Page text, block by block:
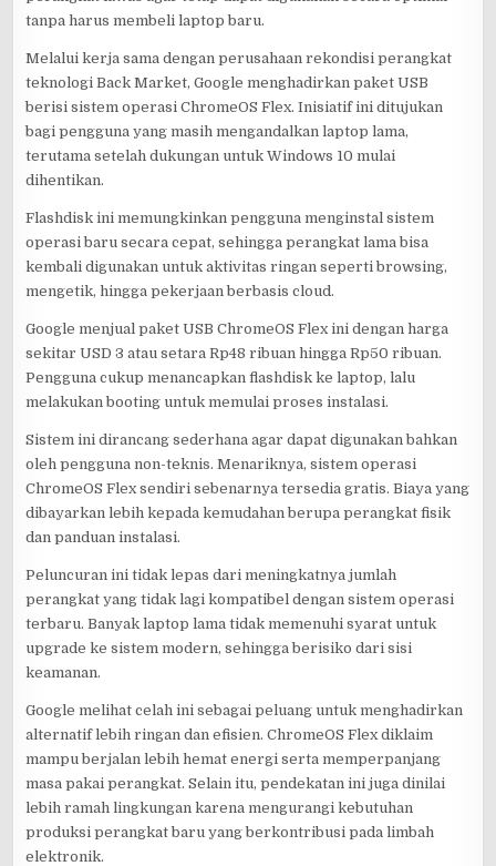
tanpa harus membeli laptop baru.
Melalui kerja sama dengan perusahaan rekondisi perangkat
teknologi Back Market, Google menghadirkan paket USB
berisi sistem operasi ChromeOS Flex. Inisiatif ini ditujukan
bagi pengguna yang masih mengandalkan laptop lama,
terutama setelah dukungan untuk Windows 10 mulai
dihentikan.
Flashdisk ini memungkinkan pengguna menginstal sistem
operasi baru secara cepat, sehingga perangkat lama bisa
kembali digunakan untuk aktivitas ringan seperti browsing,
mengetik, hingga pekerjaan berbasis cloud.
Google menjual paket USB ChromeOS Flex ini dengan harga
sekitar USD 3 atau setara Rp48 ribuan hingga Rp50 ribuan.
Pengguna cukup menancapkan flashdisk ke laptop, lalu
melakukan booting untuk memulai proses instalasi.
Sistem ini dirancang sederhana agar dapat digunakan bahkan
oleh pengguna non-teknis. Menariknya, sistem operasi
ChromeOS Flex sendiri sebenarnya tersedia gratis. Biaya yang
dibayarkan lebih kepada kemudahan berupa perangkat fisik
dan panduan instalasi.
Peluncuran ini tidak lepas dari meningkatnya jumlah
perangkat yang tidak lagi kompatibel dengan sistem operasi
terbaru. Banyak laptop lama tidak memenuhi syarat untuk
upgrade ke sistem modern, sehingga berisiko dari sisi
keamanan.
Google melihat celah ini sebagai peluang untuk menghadirkan
alternatif lebih ringan dan efisien. ChromeOS Flex diklaim
mampu berjalan lebih hemat energi serta memperpanjang
masa pakai perangkat. Selain itu, pendekatan ini juga dinilai
lebih ramah lingkungan karena mengurangi kebutuhan
produksi perangkat baru yang berkontribusi pada limbah
elektronik.